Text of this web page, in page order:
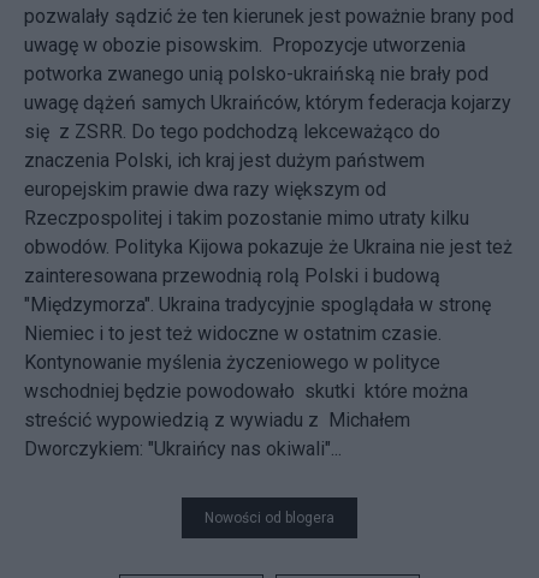
pozwalały sądzić że ten kierunek jest poważnie brany pod
uwagę w obozie pisowskim. Propozycje utworzenia
potworka zwanego unią polsko-ukraińską nie brały pod
uwagę dążeń samych Ukraińców, którym federacja kojarzy
się z ZSRR. Do tego podchodzą lekceważąco do
znaczenia Polski, ich kraj jest dużym państwem
europejskim prawie dwa razy większym od
Rzeczpospolitej i takim pozostanie mimo utraty kilku
obwodów. Polityka Kijowa pokazuje że Ukraina nie jest też
zainteresowana przewodnią rolą Polski i budową
"Międzymorza". Ukraina tradycyjnie spoglądała w stronę
Niemiec i to jest też widoczne w ostatnim czasie.
Kontynowanie myślenia życzeniowego w polityce
wschodniej będzie powodowało skutki które można
streścić wypowiedzią z wywiadu z Michałem
Dworczykiem: "Ukraińcy nas okiwali"...
Nowości od blogera